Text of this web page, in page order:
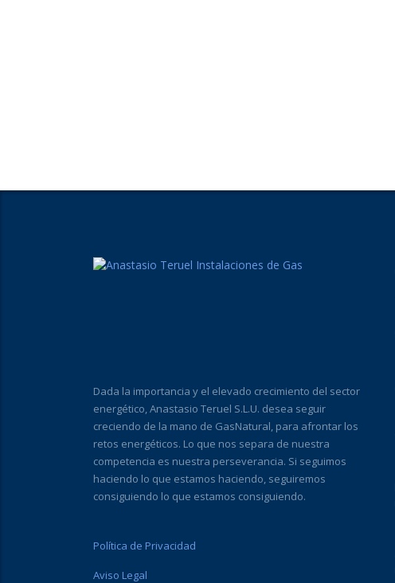
Dada la importancia y el elevado crecimiento del sector
energético, Anastasio Teruel S.L.U. desea seguir
creciendo de la mano de GasNatural, para afrontar los
retos energéticos. Lo que nos separa de nuestra
competencia es nuestra perseverancia. Si seguimos
haciendo lo que estamos haciendo, seguiremos
consiguiendo lo que estamos consiguiendo.
Política de Privacidad
Aviso Legal